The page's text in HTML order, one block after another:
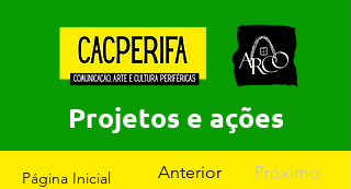
Projetos e ações
Página Inicial Anterior Próximo